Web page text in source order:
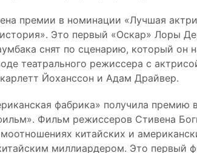
премии в номинации «Лучшая
Это первый «Оскар» Лоры
снят по сценарию, который он
театрального режиссера с
Йоханссон и Адам Драйвер.
фабрика» получила
Фильм режиссеров Стивена
китайских и
миллиардером. Это первый